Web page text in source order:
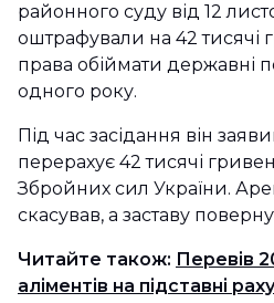
районного суду від 12
оштрафували на 42 тисячі
права обіймати державні
одного року.
Під час засідання він
перерахує 42 тисячі
Збройних сил України.
скасував, а заставу
Читайте також: Перевів
аліментів на підставні